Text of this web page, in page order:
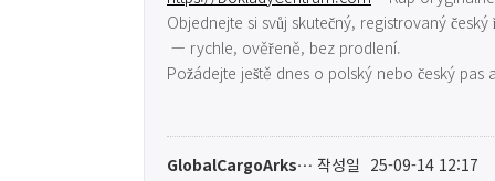
Objednejte si svůj skutečný, registrovaný
— rychle, ověřeně, bez prodlení.
Požádejte ještě dnes o polský nebo český pas
GlobalCargoArks… 작성일 25-09-14 12:17